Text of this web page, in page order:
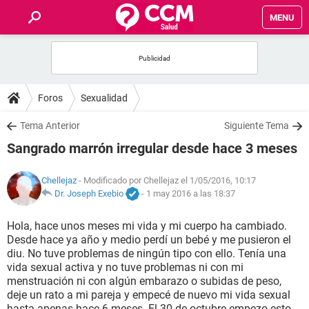
MENU
FOROS
SALUD
FAMILIA
NUTRICIÓN
BIENESTAR
SEXUALIDAD
GLOSARIO
Foros Sexualidad
Tema Anterior Siguiente Tema
Sangrado marrón irregular desde hace 3 meses
Chellejaz - Modificado por Chellejaz el 1/05/2016, 10:17
Dr. Joseph Exebio
- 1 may 2016 a las 18:37
Hola, hace unos meses mi vida y mi cuerpo ha cambiado.
Desde hace ya año y medio perdí un bebé y me pusieron el
diu. No tuve problemas de ningún tipo con ello. Tenía una
vida sexual activa y no tuve problemas ni con mi
menstruación ni con algún embarazo o subidas de peso,
deje un rato a mi pareja y empecé de nuevo mi vida sexual